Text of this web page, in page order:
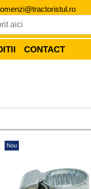
CONTACT
Nou